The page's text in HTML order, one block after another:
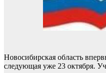
Новосибирская область
следующая уже 23 октября.